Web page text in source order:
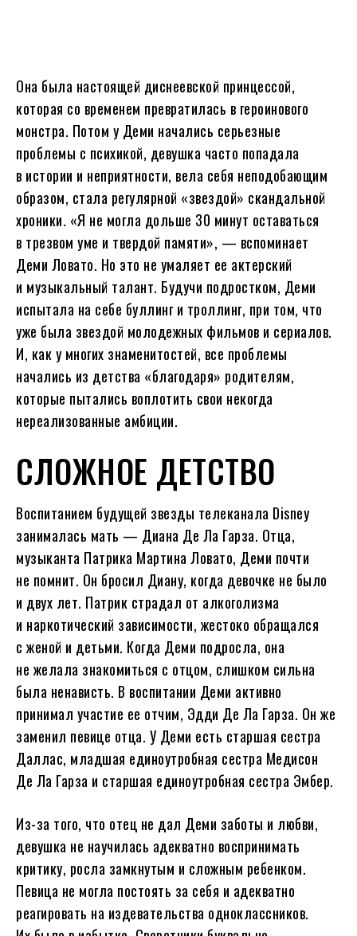
Она была настоящей диснеевской принцессой,
которая со временем превратилась в героинового
монстра. Потом у Деми начались серьезные
проблемы с психикой, девушка часто попадала
в истории и неприятности, вела себя неподобающим
образом, стала регулярной «звездой» скандальной
хроники. «Я не могла дольше 30 минут оставаться
в трезвом уме и твердой памяти», — вспоминает
Деми Ловато. Но это не умаляет ее актерский
и музыкальный талант. Будучи подростком, Деми
испытала на себе буллинг и троллинг, при том, что
уже была звездой молодежных фильмов и сериалов.
И, как у многих знаменитостей, все проблемы
начались из детства «благодаря» родителям,
которые пытались воплотить свои некогда
нереализованные амбиции.
СЛОЖНОЕ ДЕТСТВО
Воспитанием будущей звезды телеканала Disney
занималась мать — Диана Де Ла Гарза. Отца,
музыканта Патрика Мартина Ловато, Деми почти
не помнит. Он бросил Диану, когда девочке не было
и двух лет. Патрик страдал от алкоголизма
и наркотический зависимости, жестоко обращался
с женой и детьми. Когда Деми подросла, она
не желала знакомиться с отцом, слишком сильна
была ненависть. В воспитании Деми активно
принимал участие ее отчим, Эдди Де Ла Гарза. Он же
заменил певице отца. У Деми есть старшая сестра
Даллас, младшая единоутробная сестра Медисон
Де Ла Гарза и старшая единоутробная сестра Эмбер.
Из-за того, что отец не дал Деми заботы и любви,
девушка не научилась адекватно воспринимать
критику, росла замкнутым и сложным ребенком.
Певица не могла постоять за себя и адекватно
реагировать на издевательства одноклассников.